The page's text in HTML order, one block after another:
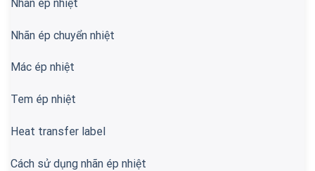
Nhãn ép nhiệt
Nhãn ép chuyển nhiệt
Mác ép nhiệt
Tem ép nhiệt
Heat transfer label
Cách sử dụng nhãn ép nhiệt